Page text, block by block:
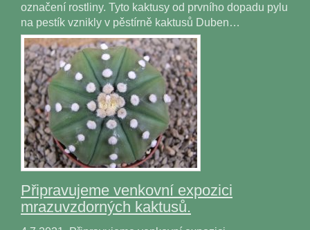
označení rostliny. Tyto kaktusy od prvního dopadu pylu
na pestík vznikly v pěstírně kaktusů Duben…
Připravujeme venkovní expozici
mrazuvzdorných kaktusů.